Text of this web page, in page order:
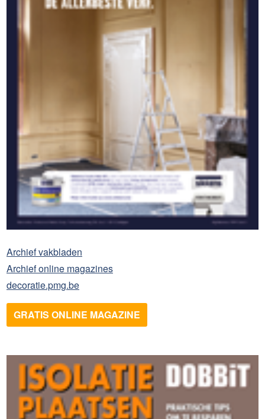
Archief vakbladen
Archief online magazines
decoratie.pmg.be
GRATIS ONLINE MAGAZINE